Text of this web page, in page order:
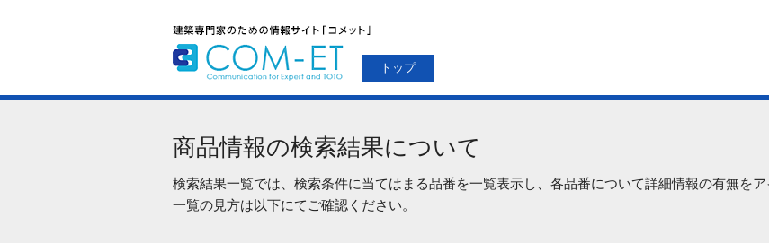
トップ
商品情報の検索結果について
検索結果一覧では、検索条件に当てはまる品番を一覧表示し、各品番について詳細情報の有無をア
一覧の見方は以下にてご確認ください。